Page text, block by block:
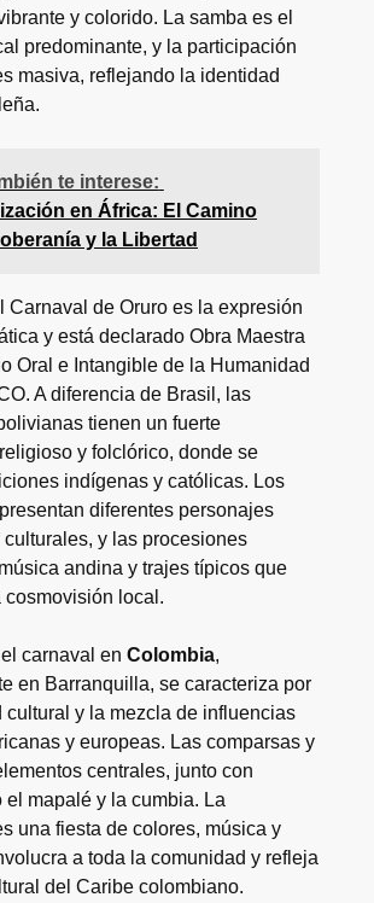
y colorido. La samba es el
predominante, y la participación
masiva, reflejando la identidad
te interese:
en África: El Camino
y la Libertad
Carnaval de Oruro es la expresión
y está declarado Obra Maestra
Oral e Intangible de la Humanidad
A diferencia de Brasil, las
tienen un fuerte
y folclórico, donde se
indígenas y católicas. Los
diferentes personajes
y las procesiones
andina y trajes típicos que
local.
carnaval en Colombia,
en Barranquilla, se caracteriza por
cultural y la mezcla de influencias
y europeas. Las comparsas y
centrales, junto con
el mapalé y la cumbia. La
una fiesta de colores, música y
a toda la comunidad y refleja
del Caribe colombiano.